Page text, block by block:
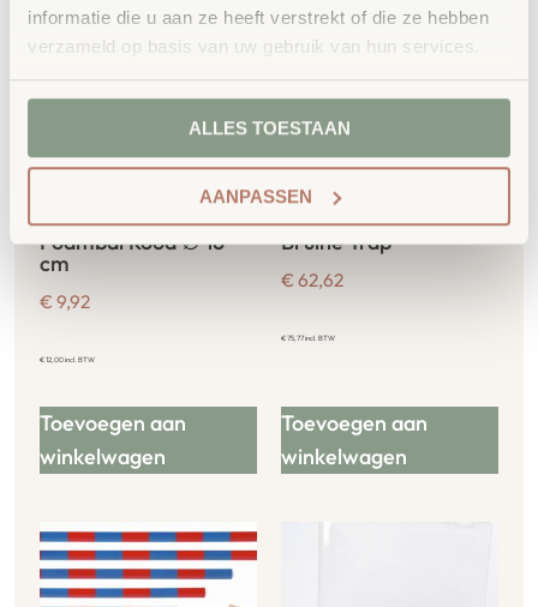
informatie die u aan ze heeft verstrekt of die ze hebben
verzameld op basis van uw gebruik van hun services.
ALLES TOESTAAN
AANPASSEN
Foambal Rood ∅ 16
cm
€ 9,92
€12,00incl. BTW
Toevoegen aan
winkelwagen
Bruine Trap
€ 62,62
€75,77incl. BTW
Toevoegen aan
winkelwagen